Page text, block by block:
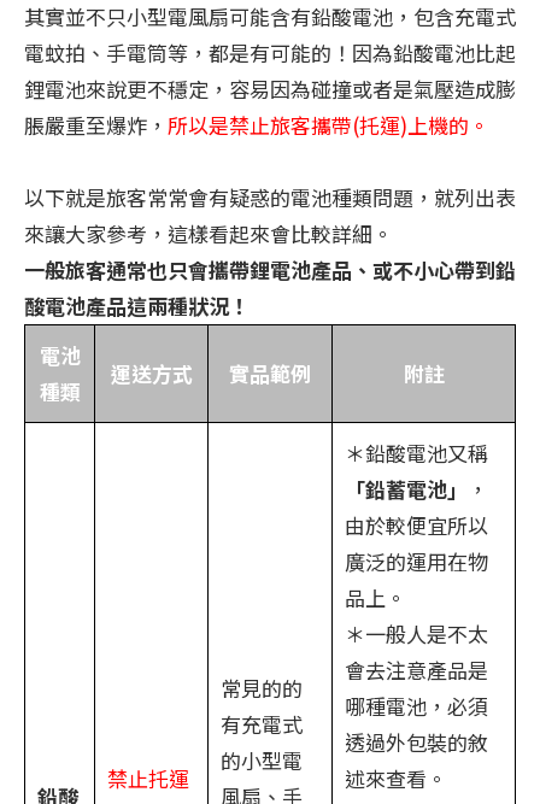
其實並不只小型電風扇可能含有鉛酸電池，包含充電式
電蚊拍、手電筒等，都是有可能的！因為鉛酸電池比起
鋰電池來說更不穩定，容易因為碰撞或者是氣壓造成膨
脹嚴重至爆炸， 所以是禁止旅客攜帶(托運)上機的。
以下就是旅客常常會有疑惑的電池種類問題，就列出表
來讓大家參考，這樣看起來會比較詳細。
一般旅客通常也只會攜帶鋰電池產品、或不小心帶到鉛
酸電池產品這兩種狀況！
電池
種類
運送方式 實品範例 附註
鉛酸
禁止托運
常見的的
有充電式
的小型電
風扇、手
＊鉛酸電池又稱
「鉛蓄電池」
，
由於較便宜所以
廣泛的運用在物
品上。
＊一般人是不太
會去注意產品是
哪種電池，必須
透過外包裝的敘
述來查看。